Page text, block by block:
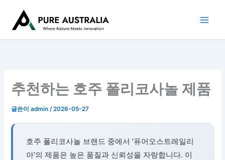
로
추천하는 호주 폴리코사놀 제품
글쓴이admin/2026-05-27
호주 폴리코사놀 브랜드 중에서 ‘퓨어오스트레일리
아’의 제품은 높은 품질과 신뢰성을 자랑합니다. 이